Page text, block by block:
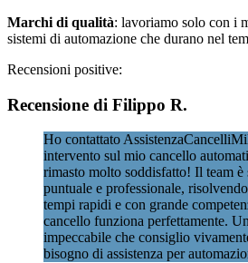
Marchi di qualità: lavoriamo solo con i
sistemi di automazione che durano nel
Recensioni positive:
Recensione di Filippo R.
Ho contattato
intervento sul mio cancello
rimasto molto soddisfatto! Il team è
puntuale e professionale,
tempi rapidi e con grande
cancello funziona perfettamente.
impeccabile che consiglio
bisogno di assistenza per